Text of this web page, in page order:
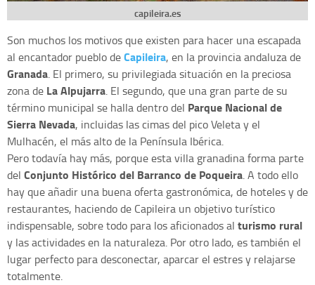
capileira.es
Son muchos los motivos que existen para hacer una escapada
al encantador pueblo deCapileira, en la provincia andaluza de
Granada. El primero, su privilegiada situación en la preciosa
zona de La Alpujarra. El segundo, que una gran parte de su
término municipal se halla dentro del Parque Nacional de
Sierra Nevada, incluidas las cimas del pico Veleta y el
Mulhacén, el más alto de la Península Ibérica.
Pero todavía hay más, porque esta villa granadina forma parte
del Conjunto Histórico del Barranco de Poqueira. A todo ello
hay que añadir una buena oferta gastronómica, de hoteles y de
restaurantes, haciendo de Capileira un objetivo turístico
indispensable, sobre todo para los aficionados al turismo rural
y las actividades en la naturaleza. Por otro lado, es también el
lugar perfecto para desconectar, aparcar el estres y relajarse
totalmente.